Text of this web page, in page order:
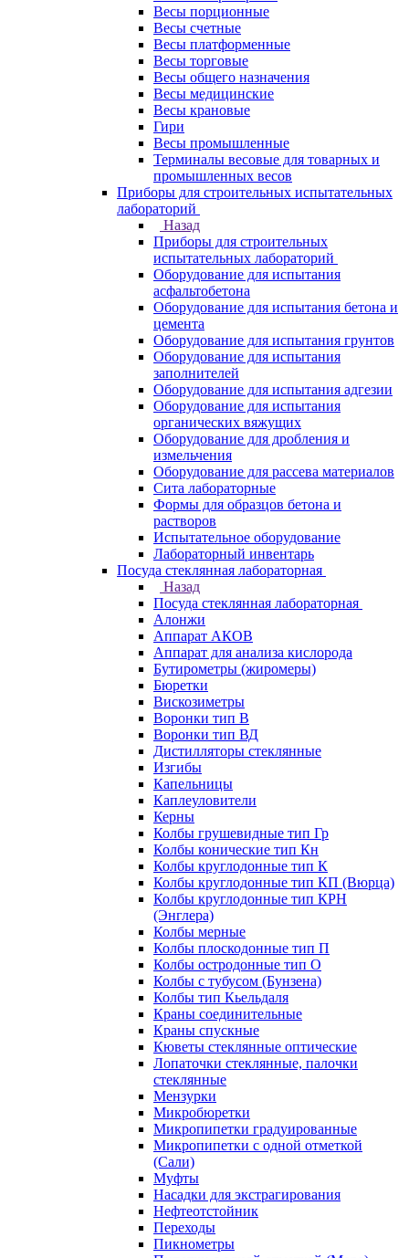
Весы порционные
Весы счетные
Весы платформенные
Весы торговые
Весы общего назначения
Весы медицинские
Весы крановые
Гири
Весы промышленные
Терминалы весовые для товарных и
промышленных весов
Приборы для строительных испытательных
лабораторий
Назад
Приборы для строительных
испытательных лабораторий
Оборудование для испытания
асфальтобетона
Оборудование для испытания бетона и
цемента
Оборудование для испытания грунтов
Оборудование для испытания
заполнителей
Оборудование для испытания адгезии
Оборудование для испытания
органических вяжущих
Оборудование для дробления и
измельчения
Оборудование для рассева материалов
Сита лабораторные
Формы для образцов бетона и
растворов
Испытательное оборудование
Лабораторный инвентарь
Посуда стеклянная лабораторная
Назад
Посуда стеклянная лабораторная
Алонжи
Аппарат АКОВ
Аппарат для анализа кислорода
Бутирометры (жиромеры)
Бюретки
Вискозиметры
Воронки тип В
Воронки тип ВД
Дистилляторы стеклянные
Изгибы
Капельницы
Каплеуловители
Керны
Колбы грушевидные тип Гр
Колбы конические тип Кн
Колбы круглодонные тип К
Колбы круглодонные тип КП (Вюрца)
Колбы круглодонные тип КРН
(Энглера)
Колбы мерные
Колбы плоскодонные тип П
Колбы остродонные тип О
Колбы с тубусом (Бунзена)
Колбы тип Кьельдаля
Краны соединительные
Краны спускные
Кюветы стеклянные оптические
Лопаточки стеклянные, палочки
стеклянные
Мензурки
Микробюретки
Микропипетки градуированные
Микропипетки с одной отметкой
(Сали)
Муфты
Насадки для экстрагирования
Нефтеотстойник
Переходы
Пикнометры